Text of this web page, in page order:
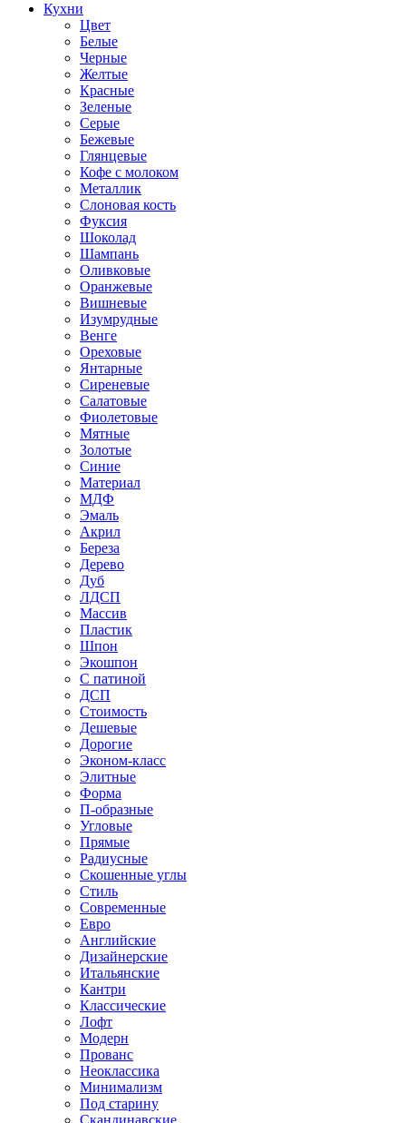
Кухни
Цвет
Белые
Черные
Желтые
Красные
Зеленые
Серые
Бежевые
Глянцевые
Кофе с молоком
Металлик
Слоновая кость
Фуксия
Шоколад
Шампань
Оливковые
Оранжевые
Вишневые
Изумрудные
Венге
Ореховые
Янтарные
Сиреневые
Салатовые
Фиолетовые
Мятные
Золотые
Синие
Материал
МДФ
Эмаль
Акрил
Береза
Дерево
Дуб
ЛДСП
Массив
Пластик
Шпон
Экошпон
С патиной
ДСП
Стоимость
Дешевые
Дорогие
Эконом-класс
Элитные
Форма
П-образные
Угловые
Прямые
Радиусные
Скошенные углы
Стиль
Современные
Евро
Английские
Дизайнерские
Итальянские
Кантри
Классические
Лофт
Модерн
Прованс
Неоклассика
Минимализм
Под старину
Скандинавские